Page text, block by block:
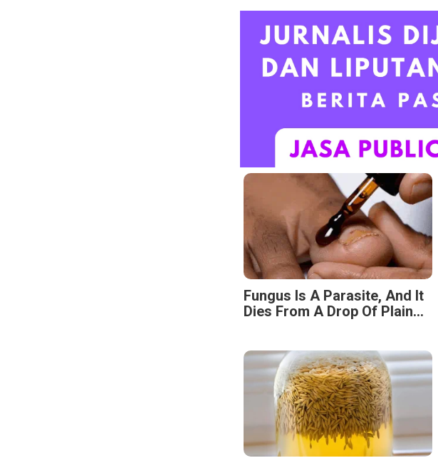
Fungus Is A Parasite, And It
Dies From A Drop Of Plain...